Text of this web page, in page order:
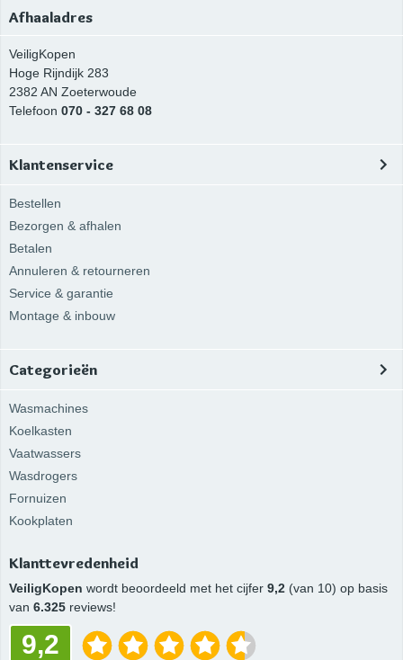
Afhaaladres
VeiligKopen
Hoge Rijndijk 283
2382 AN Zoeterwoude
Telefoon 070 - 327 68 08
Klantenservice
Bestellen
Bezorgen & afhalen
Betalen
Annuleren & retourneren
Service & garantie
Montage & inbouw
Categorieën
Wasmachines
Koelkasten
Vaatwassers
Wasdrogers
Fornuizen
Kookplaten
Klanttevredenheid
VeiligKopen wordt beoordeeld met het cijfer 9,2 (van 10) op basis
van 6.325 reviews!
9,2